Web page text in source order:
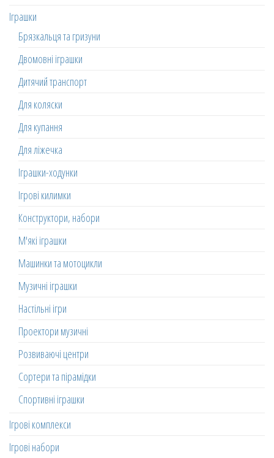
Іграшки
Брязкальця та гризуни
Двомовні іграшки
Дитячий транспорт
Для коляски
Для купання
Для ліжечка
Іграшки-ходунки
Ігрові килимки
Конструктори, набори
М'які іграшки
Машинки та мотоцикли
Музичні іграшки
Настільні ігри
Проектори музичні
Розвиваючі центри
Сортери та пірамідки
Спортивні іграшки
Ігрові комплекси
Ігрові набори